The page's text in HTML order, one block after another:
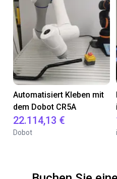
Automatisiert Kleben mit
dem Dobot CR5A
22.114,13 €
Dobot